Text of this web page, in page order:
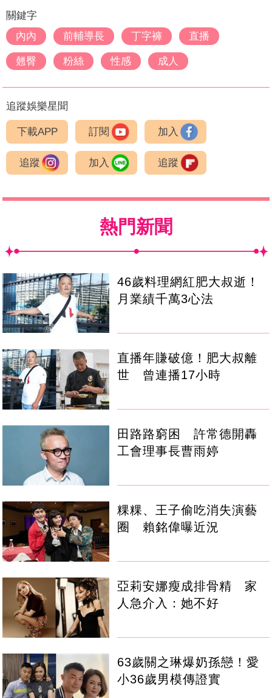
關鍵字
內內
前輔導長 丁字褲 直播
翹臀 粉絲 性感 成人
追蹤娛樂星聞
下載APP 訂閱 加入
追蹤 加入 追蹤
熱門新聞
46歲料理網紅肥大叔逝！
月業績千萬3心法
直播年賺破億！肥大叔離
世 曾連播17小時
田路路窮困 許常德開轟
工會理事長曹雨婷
粿粿、王子偷吃消失演藝
圈 賴銘偉曝近況
亞莉安娜瘦成排骨精 家
人急介入：她不好
63歲關之琳爆奶孫戀！愛
小36歲男模傳證實